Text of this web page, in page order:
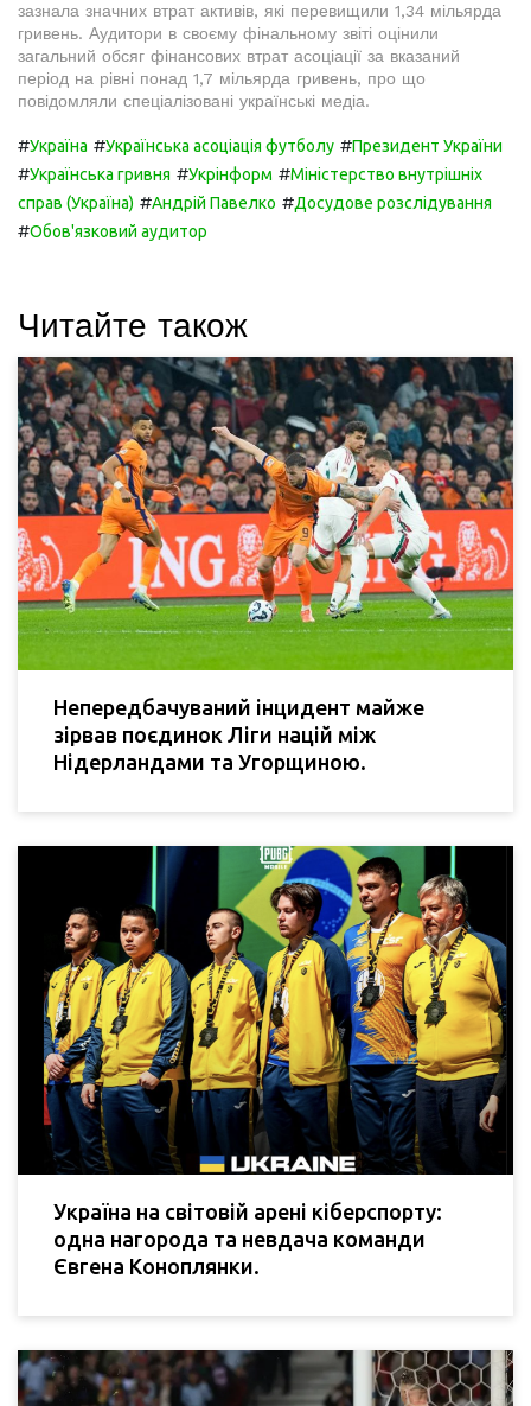
зазнала значних втрат активів, які перевищили 1,34 мільярда
гривень. Аудитори в своєму фінальному звіті оцінили
загальний обсяг фінансових втрат асоціації за вказаний
період на рівні понад 1,7 мільярда гривень, про що
повідомляли спеціалізовані українські медіа.
#Україна #Українська асоціація футболу #Президент України
#Українська гривня #Укрінформ #Міністерство внутрішніх
справ (Україна) #Андрій Павелко #Досудове розслідування
#Обов'язковий аудитор
Читайте також
Непередбачуваний інцидент майже
зірвав поєдинок Ліги націй між
Нідерландами та Угорщиною.
Україна на світовій арені кіберспорту:
одна нагорода та невдача команди
Євгена Коноплянки.